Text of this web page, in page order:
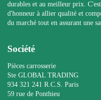
durables et au meilleur prix.
d'honneur à allier qualité et
du marché tout en assurant une
Société
Pièces carrosserie
Ste GLOBAL TRADING
934 321 241 R.C.S. Paris
59 rue de Ponthieu